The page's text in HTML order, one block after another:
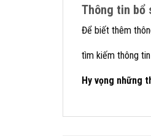
Thông tin bổ
Để biết thêm
tìm kiếm thông
Hy vọng những